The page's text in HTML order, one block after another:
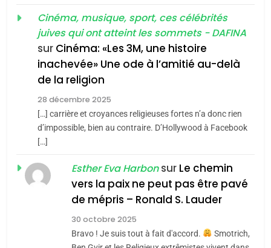
Tout sur la Nostalgie
SOUVENIRS
l’alliance pourrait
s’étendre à 13 pays
d’Amérique latine
ISRAÉL JUDAISME
2025, l’année la plus
meurtrière selon le
rapport d’ADL contre
l’antisémitisme
FRANCE ISRAÉL
FIÈRE, DIGNE ET RÉSILIENTE :
Cinéma, musique, sport, ces célébrités
juives qui ont atteint les sommets - DAFINA
sur Cinéma: «Les 3M, une histoire
inachevée» Une ode à l’amitié au-delà
de la religion
28 décembre 2025
[…] carrière et croyances religieuses fortes n’a donc rien
d’impossible, bien au contraire. D’Hollywood à Facebook
[…]
Esther Eva Harbonsur Le chemin
vers la paix ne peut pas être pavé
de mépris – Ronald S. Lauder
30 octobre 2025
Bravo ! Je suis tout à fait d'accord.
Smotrich,
Zrihen-Dvir
CE QUI NOUS MANQUE –
Jacques Hadida
JUDAISME
Maroc : Les amandes de
Azilal consacrés produits
du terroir
DAFINA MAROC
Oeil ravageur – Vanessa De
Loya Stauber
CINEMA ISRAÉL